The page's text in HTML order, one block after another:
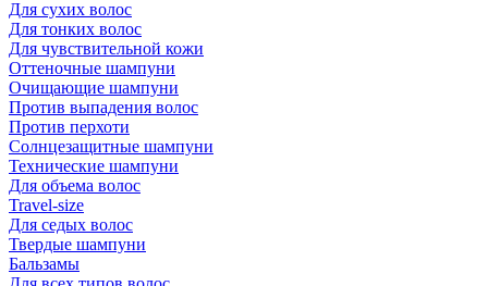
Для сухих волос
Для тонких волос
Для чувствительной кожи
Оттеночные шампуни
Очищающие шампуни
Против выпадения волос
Против перхоти
Солнцезащитные шампуни
Технические шампуни
Для объема волос
Travel-size
Для седых волос
Твердые шампуни
Бальзамы